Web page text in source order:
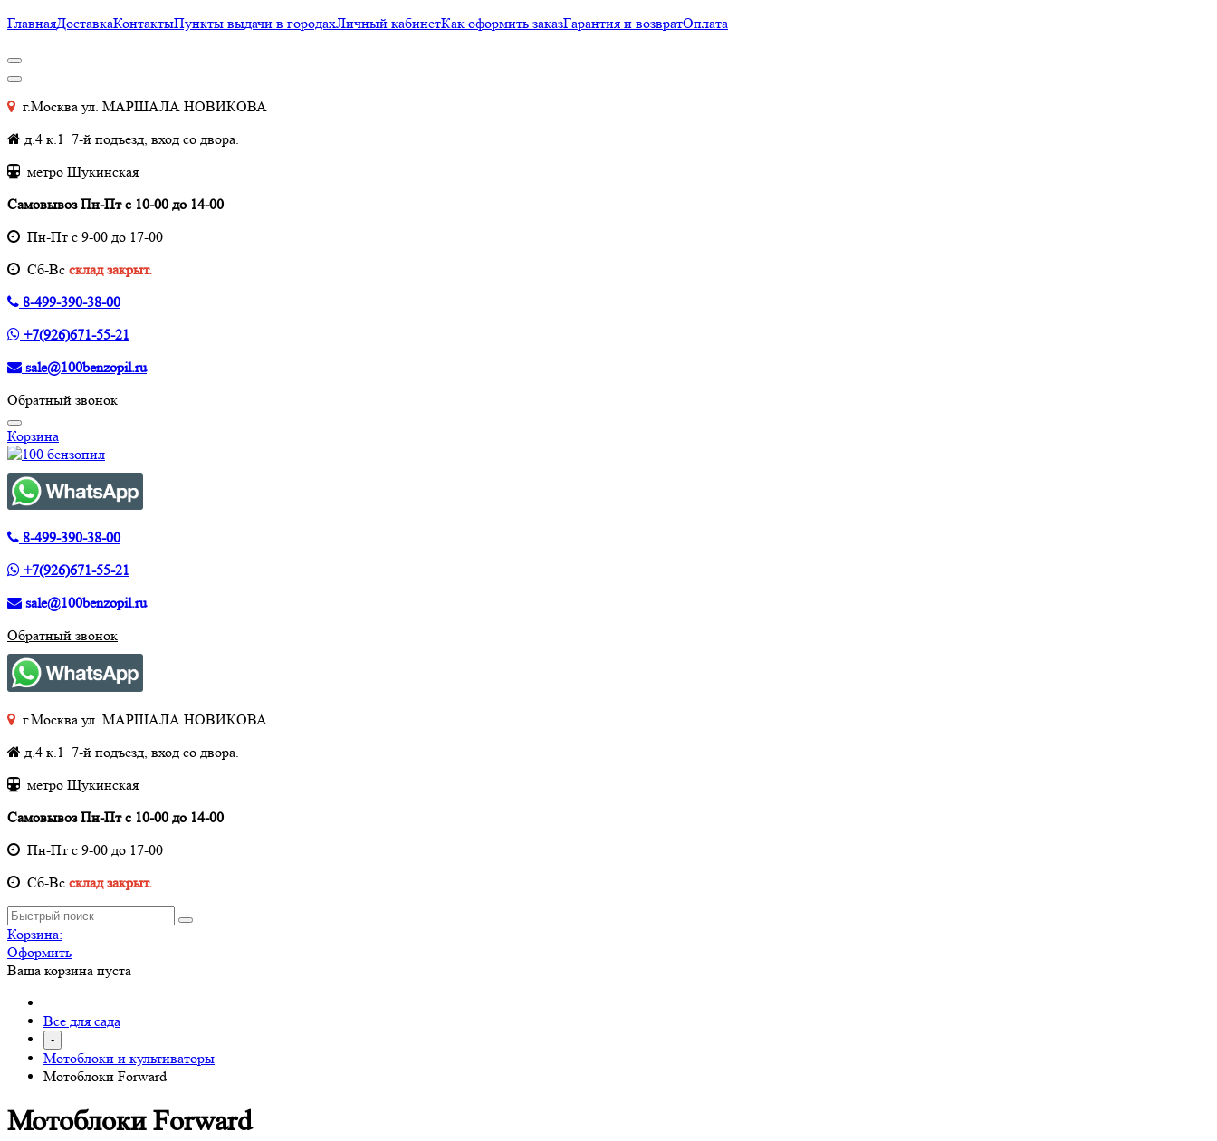
ГлавнаяДоставкаКонтактыПункты выдачи в городахЛичный кабинетКак оформить заказГарантия и возвратОплата
г.Москва ул. МАРШАЛА НОВИКОВА
д.4 к.1 7-й подъезд, вход со двора.
метро Щукинская
Самовывоз Пн-Пт с 10-00 до 14-00
Пн-Пт с 9-00 до 17-00
Cб-Вс склад закрыт.
8-499-390-38-00
+7(926)671-55-21
sale@100benzopil.ru
Обратный звонок
Корзина
8-499-390-38-00
+7(926)671-55-21
sale@100benzopil.ru
Обратный звонок
г.Москва ул. МАРШАЛА НОВИКОВА
д.4 к.1 7-й подъезд, вход со двора.
метро Щукинская
Самовывоз Пн-Пт с 10-00 до 14-00
Пн-Пт с 9-00 до 17-00
Cб-Вс склад закрыт.
Корзина:
Оформить
Ваша корзина пуста
Все для сада
-
Мотоблоки и культиваторы
Мотоблоки Forward
Мотоблоки Forward